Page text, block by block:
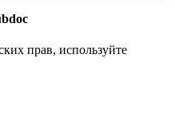
прав, используйте